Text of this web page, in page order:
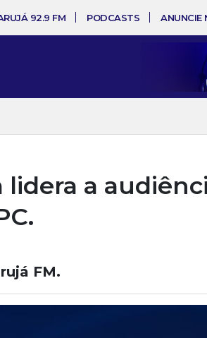
92.9 FM PODCASTS ANUNCIE
a
FM.